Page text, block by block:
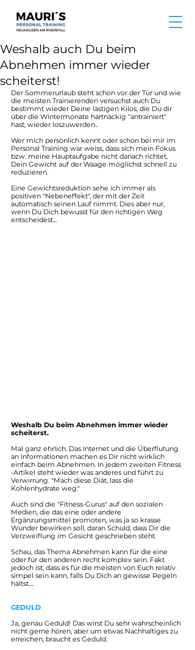
Weshalb auch Du beim
Abnehmen immer wieder
scheiterst!
Der Sommerurlaub steht schon vor der Tür und wie
die meisten Trainierenden versuchst auch Du
bestimmt wieder Deine lästigen Kilos, die Du dir
über die Wintermonate hartnäckig "antrainiert"
hast, wieder loszuwerden..
Wer mich persönlich kennt oder schon bei mir im
Personal Training war weiss, dass sich mein Fokus
bzw. meine Hauptaufgabe nicht danach richtet,
Dein Gewicht auf der Waage möglichst schnell zu
reduzieren.
Eine Gewichtsreduktion sehe ich immer als
positiven "Nebeneffekt", der mit der Zeit
automatisch seinen Lauf nimmt. Dies aber nur,
wenn Du Dich bewusst für den richtigen Weg
entscheidest...
Weshalb Du beim Abnehmen immer wieder
scheiterst.
Mal ganz ehrlich. Das Internet und die Überflutung
an Informationen machen es Dir nicht wirklich
einfach beim Abnehmen. In jedem zweiten Fitness
-Artikel steht wieder was anderes und führt zu
Verwirrung. "Mach diese Diät, lass die
Kohlenhydrate weg."
Auch sind die "Fitness-Gurus" auf den sozialen
Medien, die das eine oder andere
Ergänzungsmittel promoten, was ja so krasse
Wunder bewirken soll, daran Schuld, dass Dir die
Verzweiflung im Gesicht geschrieben steht.
Schau, das Thema Abnehmen kann für die eine
oder für den anderen recht komplex sein. Fakt
jedoch ist, dass es für die meisten von Euch relativ
simpel sein kann, falls Du Dich an gewisse Regeln
hältst....
GEDULD
Ja, genau Geduld! Das wirst Du sehr wahrscheinlich
nicht gerne hören, aber um etwas Nachhaltiges zu
erreichen, braucht es Geduld.